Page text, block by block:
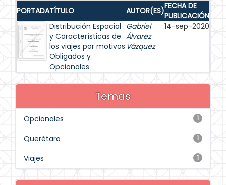
PORTADATÍTULO AUTOR(ES)FECHA DE
PUBLICACIÓN
Distribución Espacial
y Características de
los viajes por motivos
Obligados y
Opcionales
Gabriel
Álvarez
Vázquez
14-sep-2020
Temas
1
Opcionales
1
Querétaro
1
Viajes